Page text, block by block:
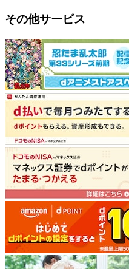
その他サービス